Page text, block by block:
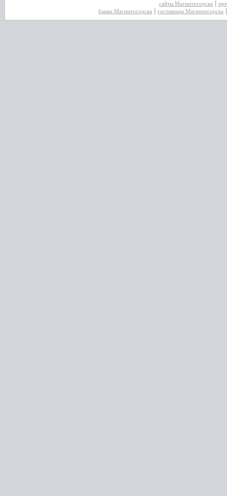
сайты Магнитогорска
банки Магнитогорска
гостиницы Магнитогорска